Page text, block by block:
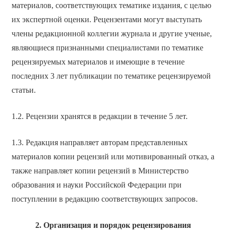
материалов, соответствующих тематике издания, с целью
их экспертной оценки. Рецензентами могут выступать
члены редакционной коллегии журнала и другие ученые,
являющиеся признанными специалистами по тематике
рецензируемых материалов и имеющие в течение
последних 3 лет публикации по тематике рецензируемой
статьи.
1.2. Рецензии хранятся в редакции в течение 5 лет.
1.3. Редакция направляет авторам представленных
материалов копии рецензий или мотивированный отказ, а
также направляет копии рецензий в Министерство
образования и науки Российской Федерации при
поступлении в редакцию соответствующих запросов.
2. Организация и порядок рецензирования